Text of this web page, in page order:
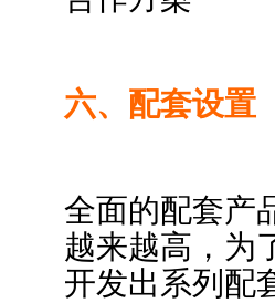
六、配套设置
全面的配套产
越来越高，为
开发出系列配